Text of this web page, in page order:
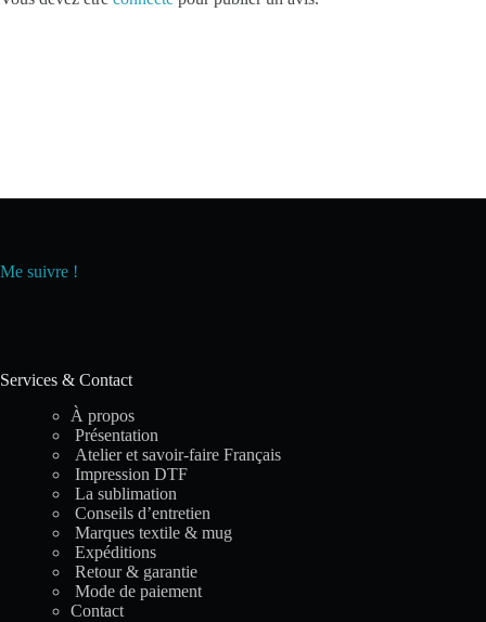
Me suivre !
Services & Contact
À propos
Présentation
Atelier et savoir-faire Français
Impression DTF
La sublimation
Conseils d’entretien
Marques textile & mug
Expéditions
Retour & garantie
Mode de paiement
Contact